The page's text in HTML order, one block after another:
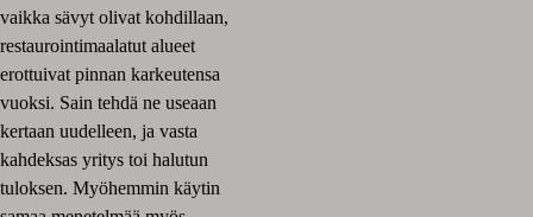
vaikka sävyt olivat kohdillaan,
restaurointimaalatut alueet
erottuivat pinnan karkeutensa
vuoksi. Sain tehdä ne useaan
kertaan uudelleen, ja vasta
kahdeksas yritys toi halutun
tuloksen. Myöhemmin käytin